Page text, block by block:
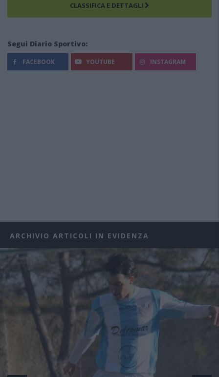
CLASSIFICA E DETTAGLI
Segui Diario Sportivo:
FACEBOOK YOUTUBE INSTAGRAM
ARCHIVIO ARTICOLI IN EVIDENZA